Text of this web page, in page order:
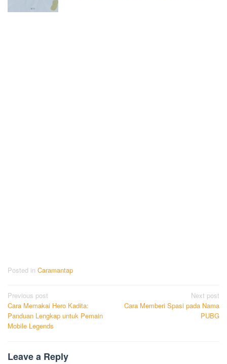
Posted in Caramantap
Post
navigation
Previous post
Cara Memakai Hero Kadita:
Panduan Lengkap untuk Pemain
Mobile Legends
Next post
Cara Memberi Spasi pada Nama
PUBG
Leave a Reply